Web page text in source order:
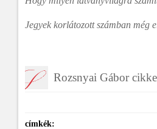
Jegyek korlátozott számban még
Rozsnyai Gábor cikke
címkék: